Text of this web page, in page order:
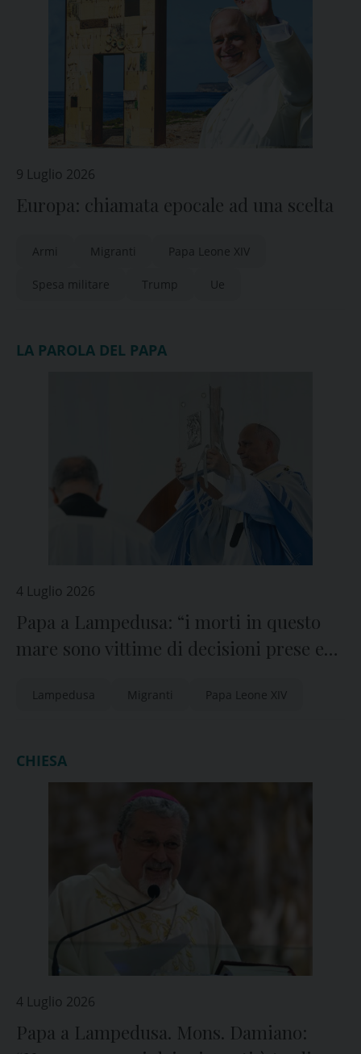
9 Luglio 2026
Europa: chiamata epocale ad una scelta
Armi Migranti Papa Leone XIV
Spesa militare Trump Ue
LA PAROLA DEL PAPA
4 Luglio 2026
Papa a Lampedusa: “i morti in questo
mare sono vittime di decisioni prese e
Lampedusa Migranti Papa Leone XIV
CHIESA
4 Luglio 2026
Papa a Lampedusa. Mons. Damiano: